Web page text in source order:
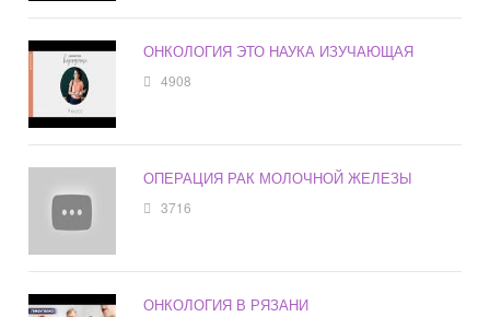
ОНКОЛОГИЯ ЭТО НАУКА ИЗУЧАЮЩАЯ
4908
ОПЕРАЦИЯ РАК МОЛОЧНОЙ ЖЕЛЕЗЫ
3716
ОНКОЛОГИЯ В РЯЗАНИ